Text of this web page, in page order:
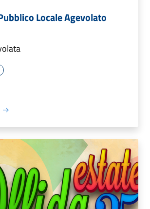
Locale Agevolato